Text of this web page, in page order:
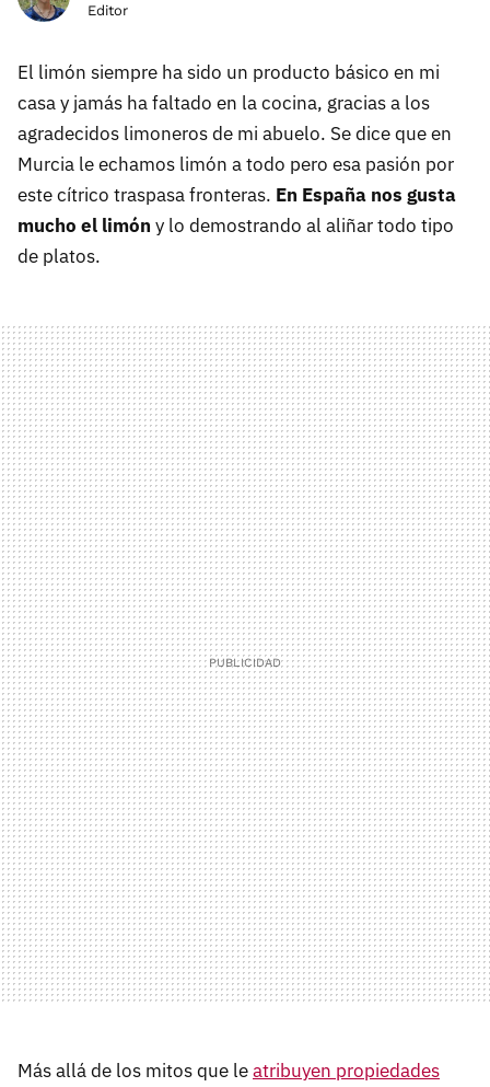
Editor
El limón siempre ha sido un producto básico en mi
casa y jamás ha faltado en la cocina, gracias a los
agradecidos limoneros de mi abuelo. Se dice que en
Murcia le echamos limón a todo pero esa pasión por
este cítrico traspasa fronteras. En España nos gusta
mucho el limón y lo demostrando al aliñar todo tipo
de platos.
Más allá de los mitos que leatribuyen propiedades